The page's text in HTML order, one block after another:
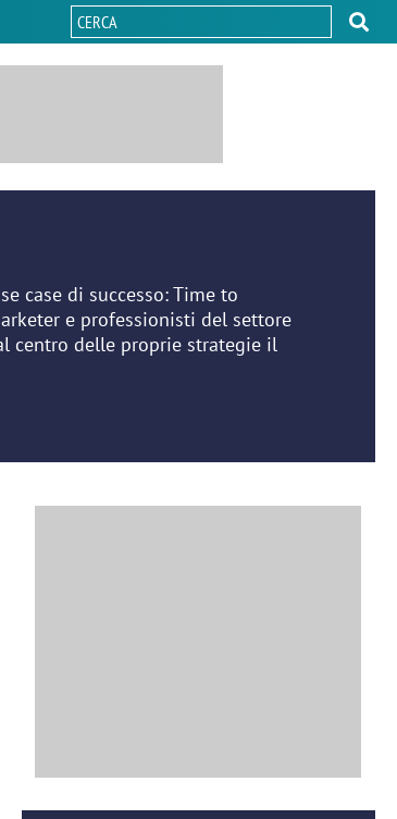
case di successo: Time to
e professionisti del settore
centro delle proprie strategie il